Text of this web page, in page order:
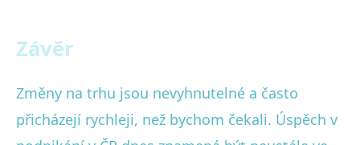
Závěr
Změny na trhu jsou nevyhnutelné a často
přicházejí rychleji, než bychom čekali. Úspěch v